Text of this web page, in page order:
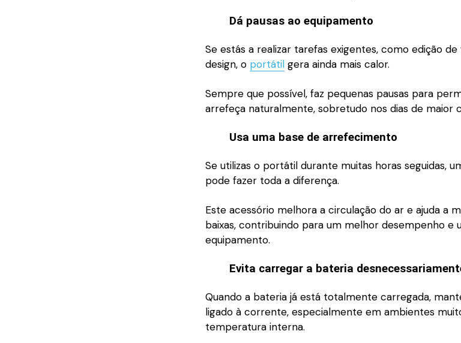
Dá pausas ao equipamento
Se estás a realizar tarefas exigentes, como edição
design, o portátil gera ainda mais calor.
Sempre que possível, faz pequenas pausas para
arrefeça naturalmente, sobretudo nos dias de maior
Usa uma base de arrefecimento
Se utilizas o portátil durante muitas horas seguidas,
pode fazer toda a diferença.
Este acessório melhora a circulação do ar e ajuda a
baixas, contribuindo para um melhor desempenho e
equipamento.
Evita carregar a bateria
Quando a bateria já está totalmente carregada,
ligado à corrente, especialmente em ambientes
temperatura interna.